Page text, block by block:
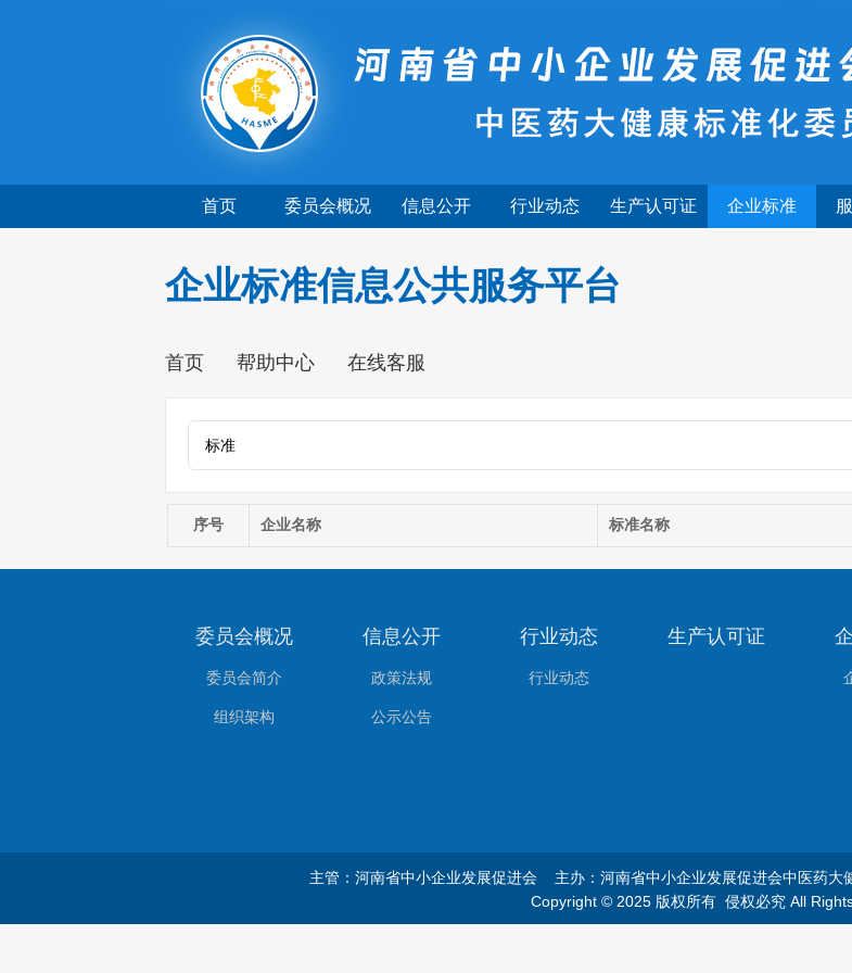
首页 委员会概况 信息公开 行业动态 生产认可证 企业标准
企业标准信息公共服务平台
首页 帮助中心 在线客服
序号 企业名称 标准名称
委员会概况
委员会简介
组织架构
信息公开
政策法规
公示公告
行业动态
行业动态
生产认可证
主管：河南省中小企业发展促进会 主办：河南省中小企业发展促进会中医药大
Copyright © 2025 版权所有 侵权必究 All